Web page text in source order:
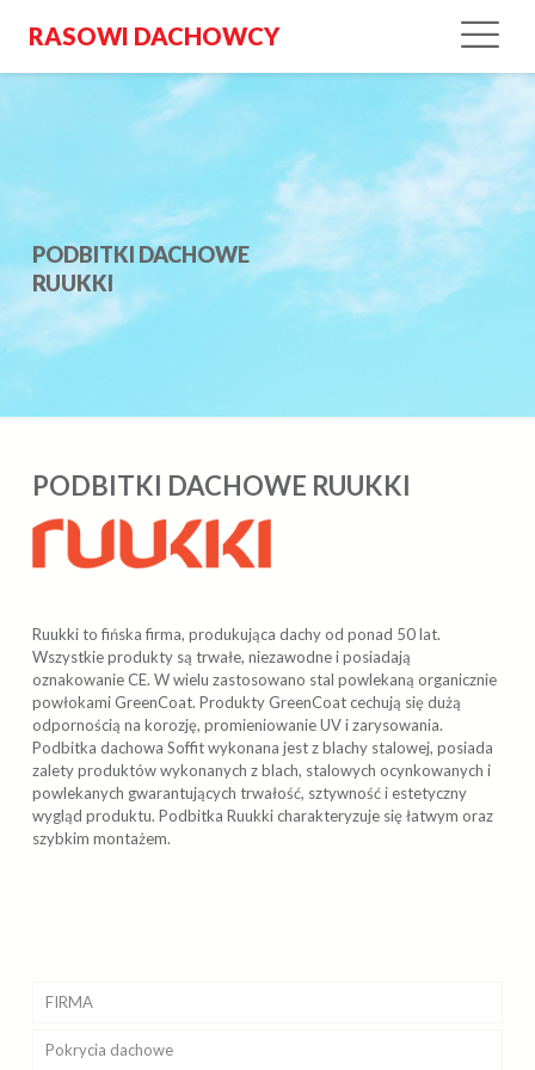
RASOWI DACHOWCY
PODBITKI DACHOWE
RUUKKI
PODBITKI DACHOWE RUUKKI
Ruukki to fińska firma, produkująca dachy od ponad 50 lat.
Wszystkie produkty są trwałe, niezawodne i posiadają
oznakowanie CE. W wielu zastosowano stal powlekaną organicznie
powłokami GreenCoat. Produkty GreenCoat cechują się dużą
odpornością na korozję, promieniowanie UV i zarysowania.
Podbitka dachowa Soffit wykonana jest z blachy stalowej, posiada
zalety produktów wykonanych z blach, stalowych ocynkowanych i
powlekanych gwarantujących trwałość, sztywność i estetyczny
wygląd produktu. Podbitka Ruukki charakteryzuje się łatwym oraz
szybkim montażem.
FIRMA
Realizacje
Pokrycia dachowe